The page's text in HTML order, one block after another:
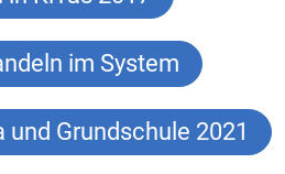
im System
Grundschule 2021